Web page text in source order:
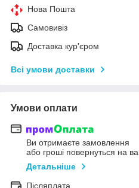
Нова Пошта
Самовивіз
Доставка кур'єром
Всі умови доставки
Умови оплати
Ви отримаєте замовлення
або гроші повернуться на
Детальніше
Післяплата